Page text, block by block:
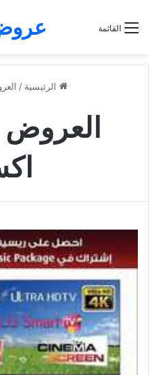
القائمة
الرئيسية /
العروض